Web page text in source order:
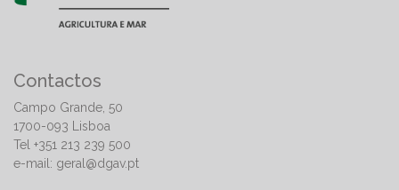
Contactos
Campo Grande, 50
1700-093 Lisboa
Tel +351 213 239 500
e-mail: geral@dgav.pt